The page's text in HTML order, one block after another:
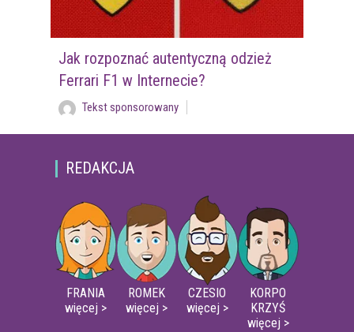
Jak rozpoznać autentyczną odzież
Ferrari F1 w Internecie?
Tekst sponsorowany
REDAKCJA
FRANIA
więcej >
ROMEK
więcej >
CZESIO
więcej >
KORPO
KRZYŚ
więcej >